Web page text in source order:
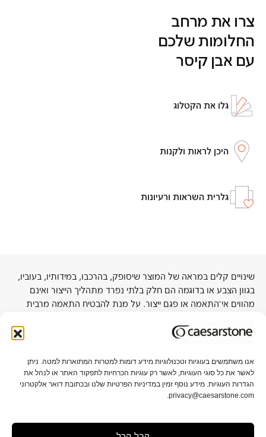
אנו משתמשים בעוגיות וטכנולוגיות מידע דומות למטרות המתוארות למטה. ניתן
לאשר את כל סוגי העוגיות, לאשר רק עוגיות הכרחיות לתפקוד האתר או לנהל את
הגדרות העוגיות. מידע נוסף זמין במדיניות הפרטיות שלנו ובכתובת דואר אלקטרוני
privacy@caesarstone.com.
צרו את מרחב
החלומות שלכם
עם אבן קיסר
גלו את הקטלוג
היכן לראות ולקנות
גלרית השראות ורעיונות
שינויים קלים במראה של המוצר שיסופק, בהרכבו, במידותיו, בעוביו,
בגוון הצבע או בדוגמה הם חלק בלתי נפרד מתהליך הייצור ואינם
מהווים אי־התאמה או פגם ייצור. על מנת להבטיח התאמה מרבית
החברה או אצל סיטונאי קרוב.
אודות אבן קיסר תקני איכות וקיימות